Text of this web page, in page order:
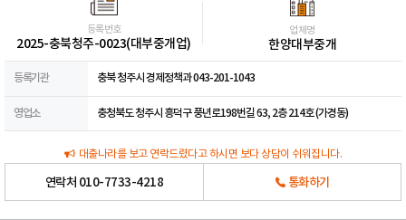
등록번호
2025-충북청주-0023(대부중개업)
업체명
한양대부중개
등록기관 충북 청주시 경제정책과 043-201-1043
영업소 충청북도 청주시 흥덕구 풍년로198번길 63, 2층 214호 (가경동)
대출나라를 보고 연락드렸다고 하시면 보다 상담이 쉬워집니다.
연락처 010-7733-4218 통화하기